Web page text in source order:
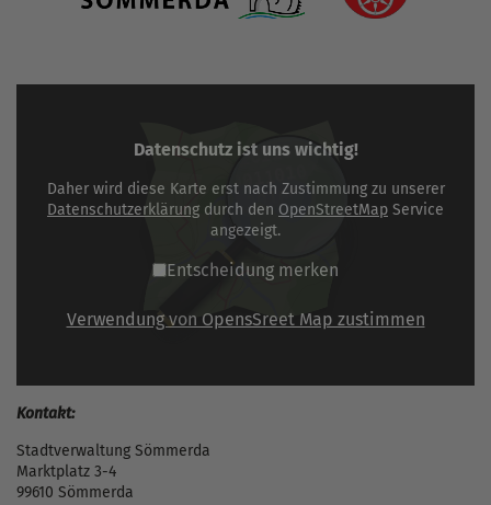
Datenschutz ist uns wichtig!
Daher wird diese Karte erst nach Zustimmung zu unserer
Datenschutzerklärung durch den OpenStreetMap Service
angezeigt.
Entscheidung merken
Verwendung von OpensSreet Map zustimmen
Kontakt:
Stadtverwaltung Sömmerda
Marktplatz 3-4
99610 Sömmerda